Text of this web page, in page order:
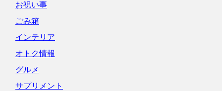
お祝い事
ごみ箱
インテリア
オトク情報
グルメ
サプリメント